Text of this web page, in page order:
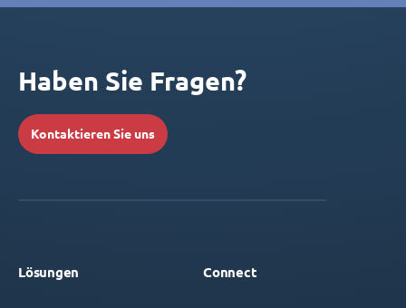
Haben Sie Fragen?
Kontaktieren Sie uns
Lösungen Connect